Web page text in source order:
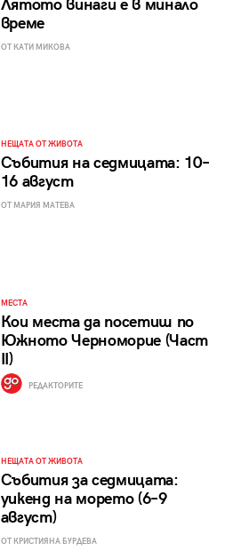
Лятото винаги е в минало
време
ОТ КАТИ МИКОВА
НЕЩАТА ОТ ЖИВОТА
Събития на седмицата: 10–
16 август
ОТ МАРИЯ МАТЕВА
МЕСТА
Кои места да посетиш по
Южното Черноморие (Част
II)
РЕДАКТОРИТЕ
НЕЩАТА ОТ ЖИВОТА
Събития за седмицата:
уикенд на морето (6–9
август)
ОТ КРИСТИЯНА БУРДЕВА